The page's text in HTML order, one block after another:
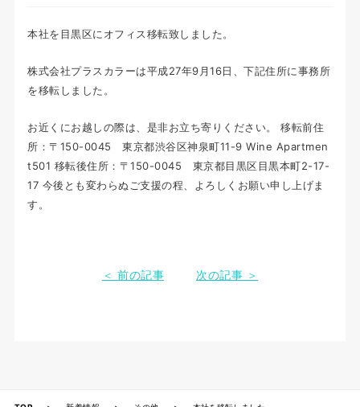
本社を目黒区にオフィス移転致しました。
株式会社プラスカラーは平成27年9月16日、下記住所に事務所
を移転しました。
お近くにお越しの際は、是非お立ち寄りください。 移転前住
所：〒150-0045 東京都渋谷区神泉町11-9 Wine Apartmen
t501 移転後住所：〒150-0045 東京都目黒区目黒本町2-17-
17 今後とも変わらぬご支援の程、よろしくお願い申し上げま
す。
＜ 前の記事 次の記事 ＞